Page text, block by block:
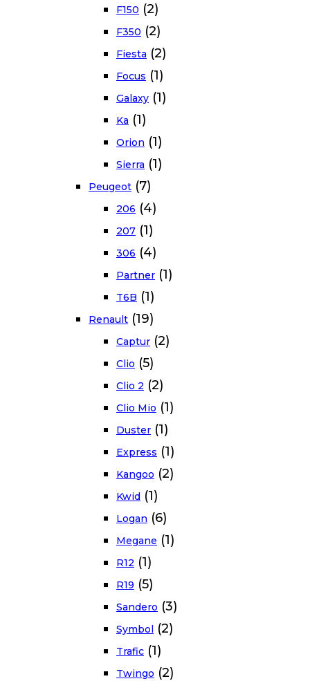
F150 (2)
F350 (2)
Fiesta (2)
Focus (1)
Galaxy (1)
Ka (1)
Orion (1)
Sierra (1)
Peugeot (7)
206 (4)
207 (1)
306 (4)
Partner (1)
T6B (1)
Renault (19)
Captur (2)
Clio (5)
Clio 2 (2)
Clio Mio (1)
Duster (1)
Express (1)
Kangoo (2)
Kwid (1)
Logan (6)
Megane (1)
R12 (1)
R19 (5)
Sandero (3)
Symbol (2)
Trafic (1)
Twingo (2)